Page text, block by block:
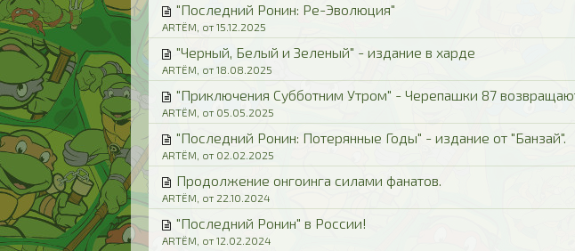
"Последний Ронин: Ре-Эволюция"
ARTЁM, от 15.12.2025
"Черный, Белый и Зеленый" - издание в харде
ARTЁM, от 18.08.2025
"Приключения Субботним Утром" - Черепашки 87
ARTЁM, от 05.05.2025
"Последний Ронин: Потерянные Годы" - издание от "Банзай".
ARTЁM, от 02.02.2025
Продолжение онгоинга силами фанатов.
ARTЁM, от 22.10.2024
"Последний Ронин" в России!
ARTЁM, от 12.02.2024